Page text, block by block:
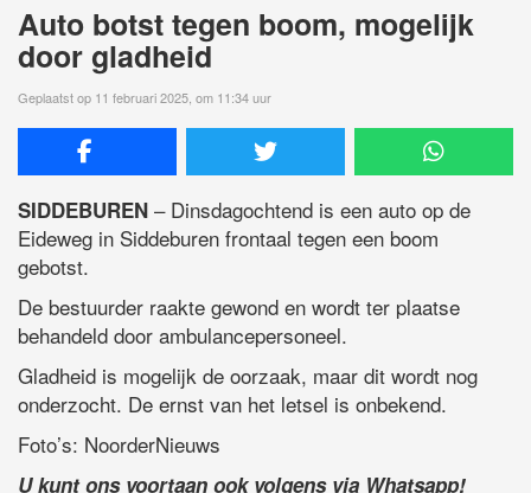
Auto botst tegen boom, mogelijk
door gladheid
Geplaatst op 11 februari 2025, om 11:34 uur
SIDDEBUREN – Dinsdagochtend is een auto op de
Eideweg in Siddeburen frontaal tegen een boom
gebotst.
De bestuurder raakte gewond en wordt ter plaatse
behandeld door ambulancepersoneel.
Gladheid is mogelijk de oorzaak, maar dit wordt nog
onderzocht. De ernst van het letsel is onbekend.
Foto’s: NoorderNieuws
U kunt ons voortaan ook volgens via Whatsapp!